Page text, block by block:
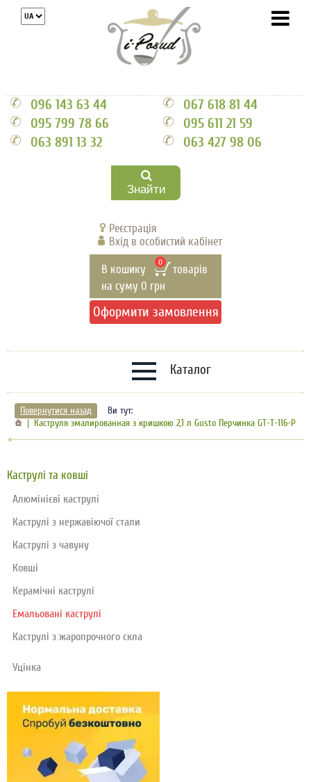
096 143 63 44
095 799 78 66
063 891 13 32
067 618 81 44
095 611 21 59
063 427 98 06
Знайти
Реєстрація
Вхід в особистий кабінет
В кошику
0
товарів
на суму 0 грн
Оформити замовлення
Каталог
Повернутися назад
Ви тут:
Каструля эмалированная з кришкою 2,1 л Gusto Перчинка GT-T-116-P
Каструлі та ковші
Алюмінієві каструлі
Каструлі з нержавіючої стали
Каструлі з чавуну
Ковші
Керамічні каструлі
Емальовані каструлі
Каструлі з жаропрочного скла
Уцінка